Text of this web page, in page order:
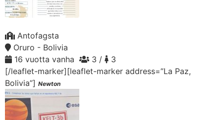
Antofagsta
Oruro - Bolivia
16 vuotta vanha
3 /
3
[/leaflet-marker][leaflet-marker address=”La Paz,
Bolivia”] Newton